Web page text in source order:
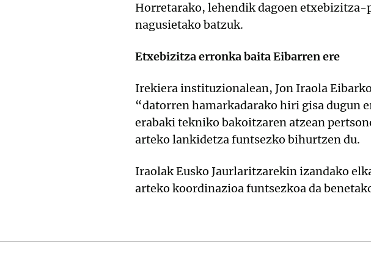
Horretarako, lehendik dagoen
nagusietako batzuk.
Etxebizitza erronka baita Eibarren ere
Irekiera instituzionalean, Jon Iraola
“datorren hamarkadarako hiri gisa dugun
erabaki tekniko bakoitzaren atzean
arteko lankidetza funtsezko bihurtzen du.
Iraolak Eusko Jaurlaritzarekin izandako
arteko koordinazioa funtsezkoa da